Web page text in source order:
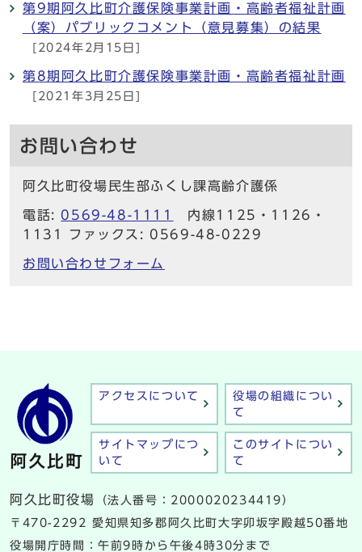
第9期阿久比町介護保険事業計画・高齢者福祉計画
（案）パブリックコメント（意見募集）の結果
[2024年2月15日]
第8期阿久比町介護保険事業計画・高齢者福祉計画
[2021年3月25日]
お問い合わせ
阿久比町役場民生部ふくし課高齢介護係
電話: 0569-48-1111
内線1125・1126・
1131 ファックス: 0569-48-0229
お問い合わせフォーム
アクセスについて
役場の組織につい
て
サイトマップにつ
いて
このサイトについ
て
阿久比町役場
（法人番号：2000020234419）
〒470-2292 愛知県知多郡阿久比町大字卯坂字殿越50番地
役場開庁時間：午前9時から午後4時30分まで